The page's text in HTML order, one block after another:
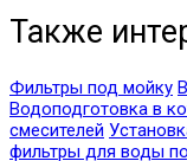
Также
Фильтры под мойку
Водоподготовка в
смесителей
фильтры для воды